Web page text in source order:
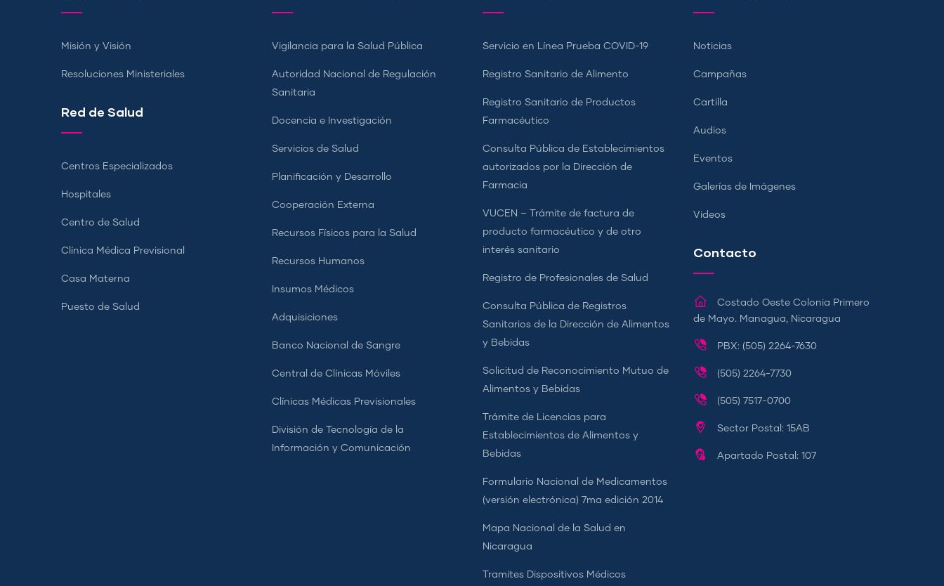
Misión y Visión
Resoluciones Ministeriales
Red de Salud
Centros Especializados
Hospitales
Centro de Salud
Clínica Médica Previsional
Casa Materna
Puesto de Salud
Vigilancia para la Salud Pública
Autoridad Nacional de Regulación
Sanitaria
Docencia e Investigación
Servicios de Salud
Planificación y Desarrollo
Cooperación Externa
Recursos Físicos para la Salud
Recursos Humanos
Insumos Médicos
Adquisiciones
Banco Nacional de Sangre
Central de Clínicas Móviles
Clínicas Médicas Previsionales
División de Tecnología de la
Información y Comunicación
Servicio en Línea Prueba COVID-19
Registro Sanitario de Alimento
Registro Sanitario de Productos
Farmacéutico
Consulta Pública de Establecimientos
autorizados por la Dirección de
Farmacia
VUCEN – Trámite de factura de
producto farmacéutico y de otro
interés sanitario
Registro de Profesionales de Salud
Consulta Pública de Registros
Sanitarios de la Dirección de Alimentos
y Bebidas
Solicitud de Reconocimiento Mutuo de
Alimentos y Bebidas
Trámite de Licencias para
Establecimientos de Alimentos y
Bebidas
Formulario Nacional de Medicamentos
(versión electrónica) 7ma edición 2014
Mapa Nacional de la Salud en
Nicaragua
Tramites Dispositivos Médicos
Noticias
Campañas
Cartilla
Audios
Eventos
Galerías de Imágenes
Videos
Contacto
Costado Oeste Colonia Primero
de Mayo. Managua, Nicaragua
PBX: (505) 2264-7630
(505) 2264-7730
(505) 7517-0700
Sector Postal: 15AB
Apartado Postal: 107